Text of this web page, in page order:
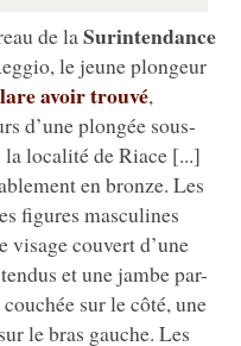
de la Surintendance
le jeune plongeur
avoir trouvé,
d’une plongée sous-
la localité de Riace [...]
en bronze. Les
figures masculines
visage couvert d’une
et une jambe par-
sur le côté, une
le bras gauche. Les